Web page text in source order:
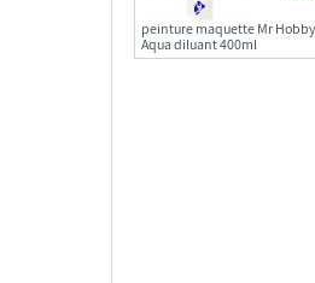
peinture maquette Mr Hobby
Aqua diluant 400ml